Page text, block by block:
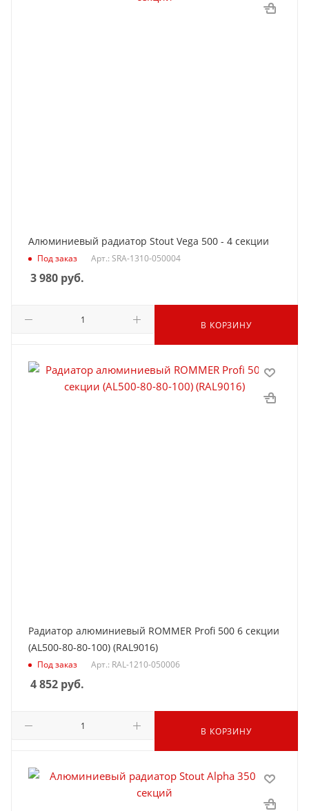
Алюминиевый радиатор Stout Vega 500 - 4 секции
Под заказ Арт.: SRA-1310-050004
3 980 руб.
В КОРЗИНУ
Радиатор алюминиевый ROMMER Profi 500 6 секции
(AL500-80-80-100) (RAL9016)
Под заказ Арт.: RAL-1210-050006
4 852 руб.
В КОРЗИНУ